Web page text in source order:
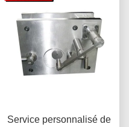
Service personnalisé de